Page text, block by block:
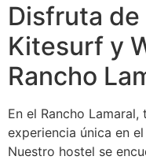
Disfruta
Kitesurf y
Rancho
En el Rancho
experiencia única en
Nuestro hostel se